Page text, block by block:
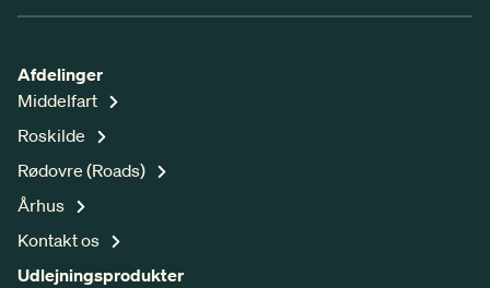
Afdelinger
Middelfart
Roskilde
Rødovre (Roads)
Århus
Kontakt os
Udlejningsprodukter